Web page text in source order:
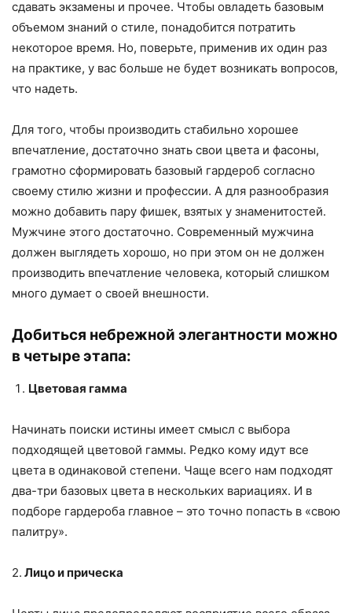
сдавать экзамены и прочее. Чтобы овладеть базовым
объемом знаний о стиле, понадобится потратить
некоторое время. Но, поверьте, применив их один раз
на практике, у вас больше не будет возникать вопросов,
что надеть.
Для того, чтобы производить стабильно хорошее
впечатление, достаточно знать свои цвета и фасоны,
грамотно сформировать базовый гардероб согласно
своему стилю жизни и профессии. А для разнообразия
можно добавить пару фишек, взятых у знаменитостей.
Мужчине этого достаточно. Современный мужчина
должен выглядеть хорошо, но при этом он не должен
производить впечатление человека, который слишком
много думает о своей внешности.
Добиться небрежной элегантности можно
в четыре этапа:
Цветовая гамма
Начинать поиски истины имеет смысл с выбора
подходящей цветовой гаммы. Редко кому идут все
цвета в одинаковой степени. Чаще всего нам подходят
два-три базовых цвета в нескольких вариациях. И в
подборе гардероба главное – это точно попасть в «свою
палитру».
2. Лицо и прическа